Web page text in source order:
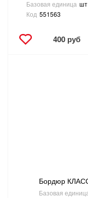
Базовая единица шт
Код 551563
400 руб
Бордюр
Базовая